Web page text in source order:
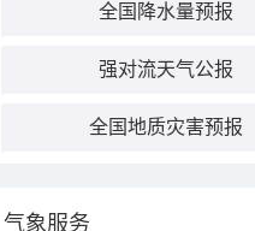
全国降水量预报
强对流天气公报
全国地质灾害预报
气象服务